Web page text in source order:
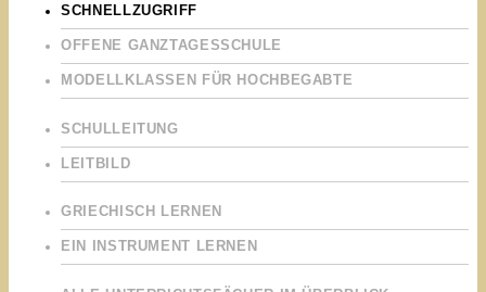
SCHNELLZUGRIFF
OFFENE GANZTAGESSCHULE
MODELLKLASSEN FÜR HOCHBEGABTE
SCHULLEITUNG
LEITBILD
GRIECHISCH LERNEN
EIN INSTRUMENT LERNEN